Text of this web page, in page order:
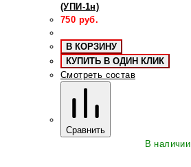
(УПИ-1н)
750 руб.
В КОРЗИНУ
КУПИТЬ В ОДИН КЛИК
Смотреть состав
Сравнить
В наличии